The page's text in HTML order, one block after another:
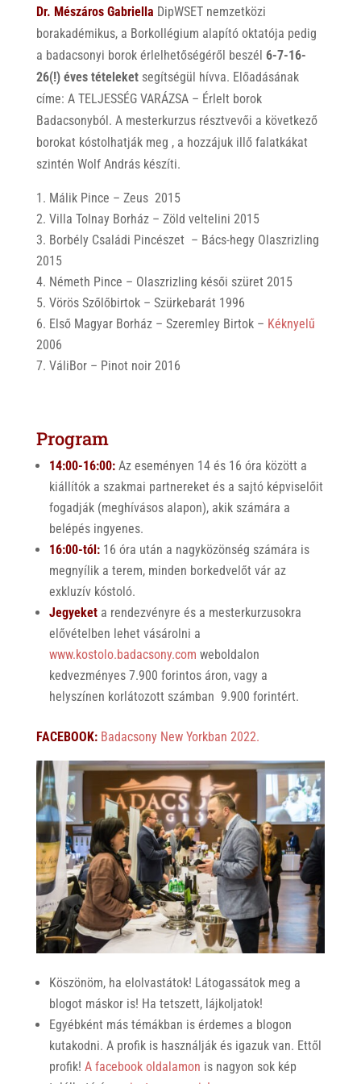
Dr. Mészáros Gabriella DipWSET nemzetközi
borakadémikus, a Borkollégium alapító oktatója pedig
a badacsonyi borok érlelhetőségéről beszél 6-7-16-
26(!) éves tételeketsegítségül hívva. Előadásának
címe: A TELJESSÉG VARÁZSA – Érlelt borok
Badacsonyból. A mesterkurzus résztvevői a következő
borokat kóstolhatják meg , a hozzájuk illő falatkákat
szintén Wolf András készíti.
Málik Pince – Zeus 2015
Villa Tolnay Borház – Zöld veltelini 2015
Borbély Családi Pincészet – Bács-hegy Olaszrizling
2015
Németh Pince – Olaszrizling késői szüret 2015
Vörös Szőlőbirtok – Szürkebarát 1996
Első Magyar Borház – Szeremley Birtok – Kéknyelű
2006
VáliBor – Pinot noir 2016
Program
14:00-16:00:Az eseményen 14 és 16 óra között a
kiállítók a szakmai partnereket és a sajtó képviselőit
fogadják (meghívásos alapon), akik számára a
belépés ingyenes.
16:00-tól:16 óra után a nagyközönség számára is
megnyílik a terem, minden borkedvelőt vár az
exkluzív kóstoló.
Jegyeket a rendezvényre és a mesterkurzusokra
elővételben lehet vásárolni a
www.kostolo.badacsony.com weboldalon
kedvezményes 7.900 forintos áron, vagy a
helyszínen korlátozott számban 9.900 forintért.
FACEBOOK: Badacsony New Yorkban 2022.
Köszönöm, ha elolvastátok! Látogassátok meg a
blogot máskor is! Ha tetszett, lájkoljatok!
Egyébként más témákban is érdemes a blogon
kutakodni. A profik is használják és igazuk van. Ettől
profik! A facebook oldalamon is nagyon sok kép